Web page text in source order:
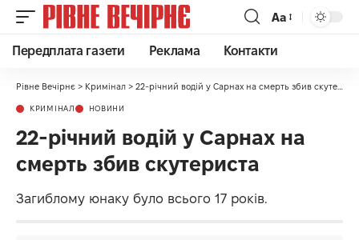
Аа
Передплата газети Реклама Контакти
Рівне Вечірнє > Кримінал > 22-річний водій у Сарнах на смерть збив скутериста
КРИМІНАЛ НОВИНИ
22-річний водій у Сарнах на
смерть збив скутериста
Загиблому юнаку було всього 17 років.